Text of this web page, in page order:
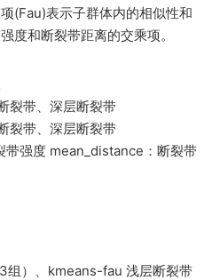
(Fau)表示子群体内的相似性和
度和断裂带距离的交乘项。
裂带、深层断裂带
裂带、深层断裂带
强度 mean_distance：断裂带
组）、kmeans-fau 浅层断裂带